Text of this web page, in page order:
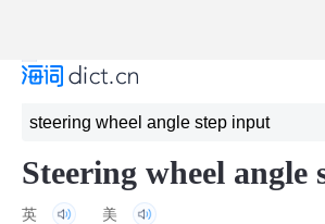
Steering wheel angle
英 美